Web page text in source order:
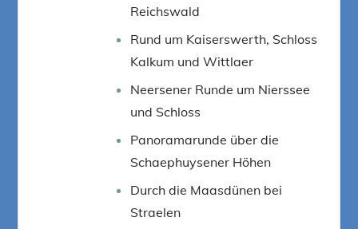
Reichswald
Rund um Kaiserswerth, Schloss
Kalkum und Wittlaer
Neersener Runde um Nierssee
und Schloss
Panoramarunde über die
Schaephuysener Höhen
Durch die Maasdünen bei
Straelen